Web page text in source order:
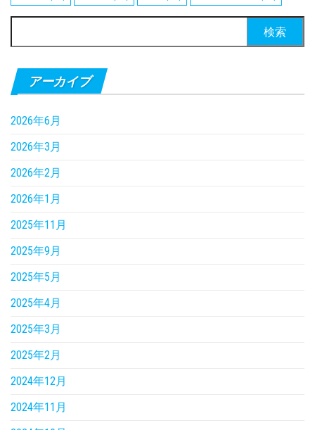
索:
アーカイブ
2026年6月
2026年3月
2026年2月
2026年1月
2025年11月
2025年9月
2025年5月
2025年4月
2025年3月
2025年2月
2024年12月
2024年11月